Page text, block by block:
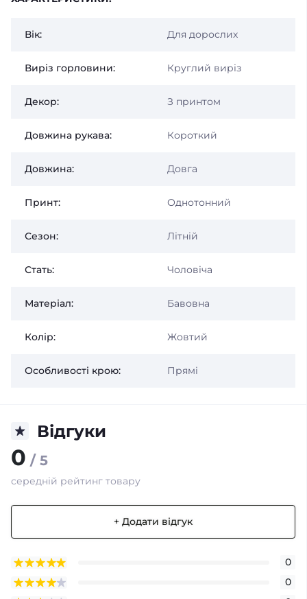
Вік: Для дорослих
Виріз горловини: Круглий виріз
Декор: З принтом
Довжина рукава: Короткий
Довжина: Довга
Принт: Однотонний
Сезон: Літній
Стать: Чоловіча
Матеріал: Бавовна
Колір: Жовтий
Особливості крою: Прямі
Відгуки
0 / 5
середній рейтинг товару
+ Додати відгук
0
0